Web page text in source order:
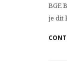
BGE
je dit